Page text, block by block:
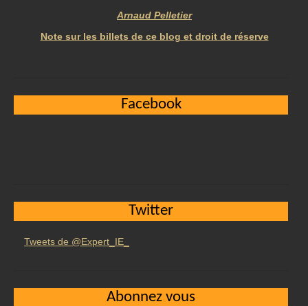
Arnaud Pelletier
Note sur les billets de ce blog et droit de réserve
Facebook
Twitter
Tweets de @Expert_IE_
Abonnez vous